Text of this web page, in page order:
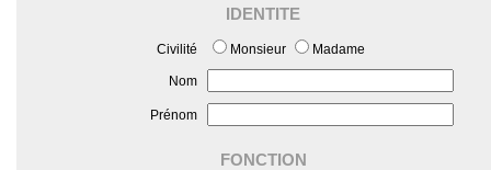
IDENTITE
Civilité Monsieur Madame
Nom
Prénom
FONCTION